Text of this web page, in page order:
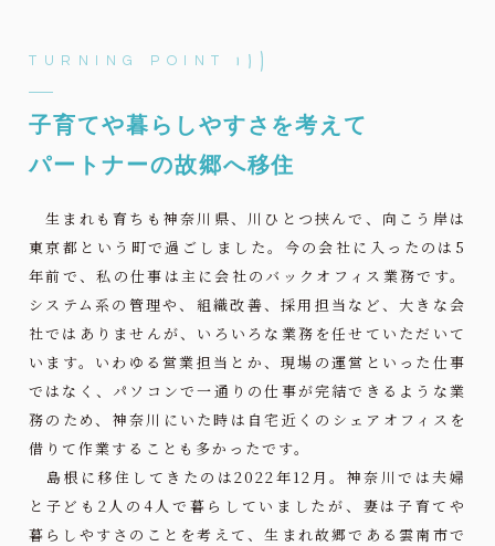
TURNING POINT
子育てや暮らしやすさを考えて
パートナーの故郷へ移住
生まれも育ちも神奈川県、川ひとつ挟んで、向こう岸は
東京都という町で過ごしました。今の会社に入ったのは5
年前で、私の仕事は主に会社のバックオフィス業務です。
システム系の管理や、組織改善、採用担当など、大きな会
社ではありませんが、いろいろな業務を任せていただいて
います。いわゆる営業担当とか、現場の運営といった仕事
ではなく、パソコンで一通りの仕事が完結できるような業
務のため、神奈川にいた時は自宅近くのシェアオフィスを
借りて作業することも多かったです。
島根に移住してきたのは2022年12月。神奈川では夫婦
と子ども2人の4人で暮らしていましたが、妻は子育てや
暮らしやすさのことを考えて、生まれ故郷である雲南市で